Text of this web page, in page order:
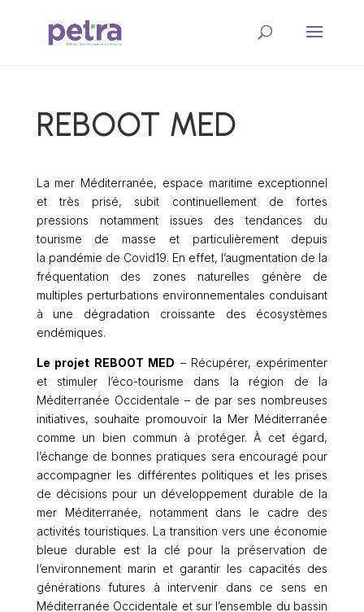
REBOOT MED
La mer Méditerranée, espace maritime exceptionnel
et très prisé, subit continuellement de fortes
pressions notamment issues des tendances du
tourisme de masse et particulièrement depuis
la pandémie de Covid19. En effet, l’augmentation de la
fréquentation des zones naturelles génère de
multiples perturbations environnementales conduisant
à une dégradation croissante des écosystèmes
endémiques.
Le projet REBOOT MED – Récupérer, expérimenter
et stimuler l’éco-tourisme dans la région de la
Méditerranée Occidentale – de par ses nombreuses
initiatives, souhaite promouvoir la Mer Méditerranée
comme un bien commun à protéger. À cet égard,
l’échange de bonnes pratiques sera encouragé pour
accompagner les différentes politiques et les prises
de décisions pour un développement durable de la
mer Méditerranée, notamment dans le cadre des
activités touristiques. La transition vers une économie
bleue durable est la clé pour la préservation de
l’environnement marin et garantir les capacités des
générations futures à intervenir dans ce sens en
Méditerranée Occidentale et sur l’ensemble du bassin